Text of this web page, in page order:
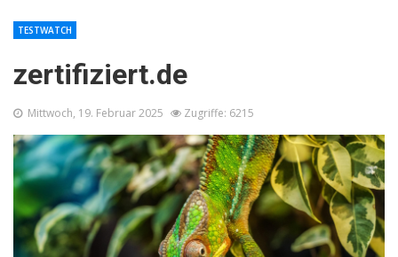
zertifiziert.de
TESTWATCH
Mittwoch, 19. Februar 2025 Zugriffe: 6215